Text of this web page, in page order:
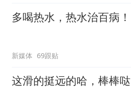
多喝热水，热水治百病！
新媒体 69跟贴
这滑的挺远的哈，棒棒哒